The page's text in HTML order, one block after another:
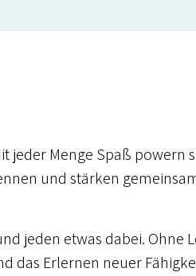
Menge Spaß powern
und stärken
jeden etwas dabei. Ohne
das Erlernen neuer